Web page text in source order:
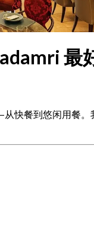
最
快餐到悠闲用餐